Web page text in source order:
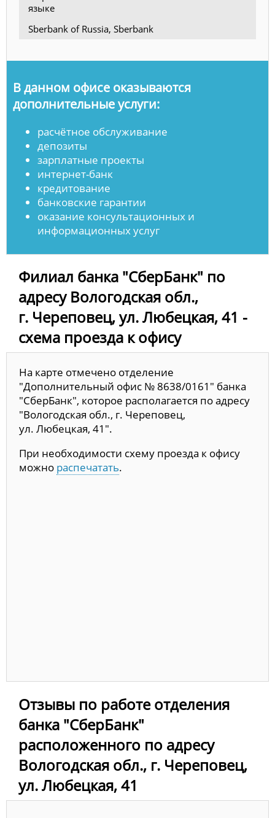
языке
Sberbank of Russia, Sberbank
В данном офисе оказываются
дополнительные услуги:
расчётное обслуживание
депозиты
зарплатные проекты
интернет-банк
кредитование
банковские гарантии
оказание консультационных и
информационных услуг
Филиал банка "СберБанк" по
адресу Вологодская обл.,
г. Череповец, ул. Любецкая, 41 -
схема проезда к офису
На карте отмечено отделение
"Дополнительный офис № 8638/0161" банка
"СберБанк", которое располагается по адресу
"Вологодская обл., г. Череповец,
ул. Любецкая, 41".
При необходимости схему проезда к офису
можно распечатать.
Отзывы по работе отделения
банка "СберБанк"
расположенного по адресу
Вологодская обл., г. Череповец,
ул. Любецкая, 41